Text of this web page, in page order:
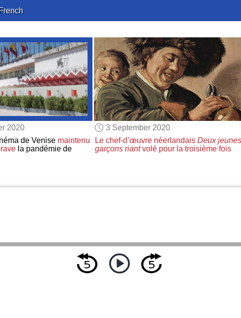
2020
de Venise maintenu
la pandémie de
3 September 2020
Le chef-d’œuvre néerlandais Deux jeunes
garçons riant volé pour la troisième fois